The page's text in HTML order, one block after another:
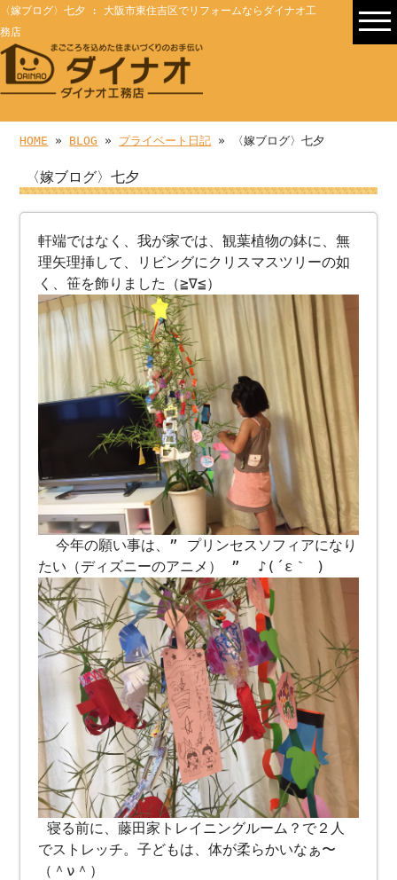
〈嫁ブログ〉七夕 : 大阪市東住吉区でリフォームならダイナオ工
務店
HOME » BLOG » プライベート日記 » 〈嫁ブログ〉七夕
〈嫁ブログ〉七夕
軒端ではなく、我が家では、観葉植物の鉢に、無
理矢理挿して、リビングにクリスマスツリーの如
く、笹を飾りました（≧∇≦）
今年の願い事は、” プリンセスソフィアになり
たい（ディズニーのアニメ） ” ♪(´ε｀ )
寝る前に、藤田家トレイニングルーム？で２人
でストレッチ。子どもは、体が柔らかいなぁ〜
（＾ν＾）